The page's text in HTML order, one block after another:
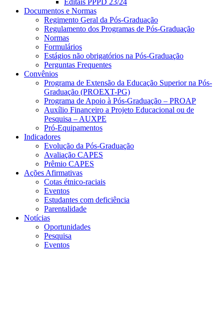
Editais PPPD 23/24
Documentos e Normas
Regimento Geral da Pós-Graduação
Regulamento dos Programas de Pós-Graduação
Normas
Formulários
Estágios não obrigatórios na Pós-Graduação
Perguntas Frequentes
Convênios
Programa de Extensão da Educação Superior na Pós-
Graduação (PROEXT-PG)
Programa de Apoio à Pós-Graduação – PROAP
Auxílio Financeiro a Projeto Educacional ou de
Pesquisa – AUXPE
Pró-Equipamentos
Indicadores
Evolução da Pós-Graduação
Avaliação CAPES
Prêmio CAPES
Ações Afirmativas
Cotas étnico-raciais
Eventos
Estudantes com deficiência
Parentalidade
Notícias
Oportunidades
Pesquisa
Eventos